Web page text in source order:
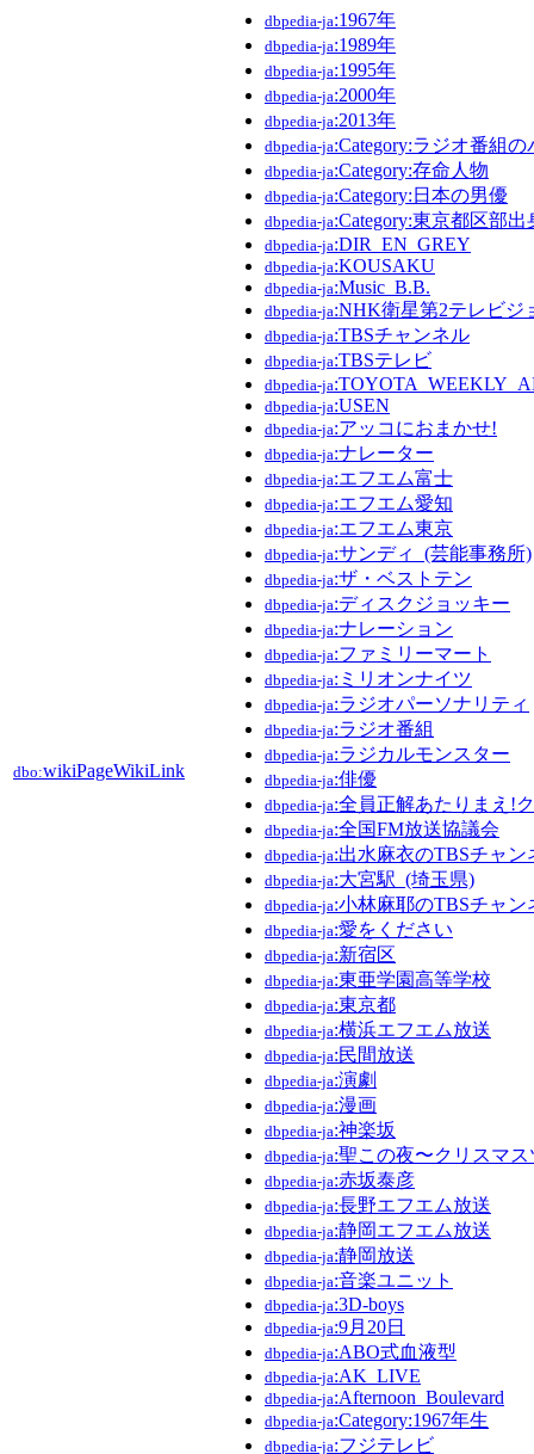
dbo:wikiPageWikiLink
dbpedia-ja:1967年
dbpedia-ja:1989年
dbpedia-ja:1995年
dbpedia-ja:2000年
dbpedia-ja:2013年
dbpedia-ja:Category:ラジオ番組
dbpedia-ja:Category:存命人物
dbpedia-ja:Category:日本の男優
dbpedia-ja:Category:東京都区部
dbpedia-ja:DIR_EN_GREY
dbpedia-ja:KOUSAKU
dbpedia-ja:Music_B.B.
dbpedia-ja:NHK衛星第2テレビジ
dbpedia-ja:TBSチャンネル
dbpedia-ja:TBSテレビ
dbpedia-ja
dbpedia-ja:USEN
dbpedia-ja:アッコにおまかせ!
dbpedia-ja:ナレーター
dbpedia-ja:エフエム富士
dbpedia-ja:エフエム愛知
dbpedia-ja:エフエム東京
dbpedia-ja:サンディ_(芸能事務所)
dbpedia-ja:ザ・ベストテン
dbpedia-ja:ディスクジョッキー
dbpedia-ja:ナレーション
dbpedia-ja:ファミリーマート
dbpedia-ja:ミリオンナイツ
dbpedia-ja:ラジオパーソナリティ
dbpedia-ja:ラジオ番組
dbpedia-ja:ラジカルモンスター
dbpedia-ja:俳優
dbpedia-ja:全員正解あたりまえ!
dbpedia-ja:全国FM放送協議会
dbpedia-ja:出水麻衣のTBSチャン
dbpedia-ja:大宮駅_(埼玉県)
dbpedia-ja:小林麻耶のTBSチャン
dbpedia-ja:愛をください
dbpedia-ja:新宿区
dbpedia-ja:東亜学園高等学校
dbpedia-ja:東京都
dbpedia-ja:横浜エフエム放送
dbpedia-ja:民間放送
dbpedia-ja:演劇
dbpedia-ja:漫画
dbpedia-ja:神楽坂
dbpedia-ja:聖この夜〜クリスマ
dbpedia-ja:赤坂泰彦
dbpedia-ja:長野エフエム放送
dbpedia-ja:静岡エフエム放送
dbpedia-ja:静岡放送
dbpedia-ja:音楽ユニット
dbpedia-ja:3D-boys
dbpedia-ja:9月20日
dbpedia-ja:ABO式血液型
dbpedia-ja:AK_LIVE
dbpedia-ja:Afternoon_Boulevard
dbpedia-ja:Category:1967年生
dbpedia-ja:フジテレビ